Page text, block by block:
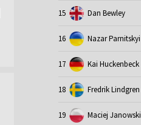
15 Dan Bewley
16 Nazar Parnitskyi
17 Kai Huckenbeck
18 Fredrik Lindgren
19 Maciej Janowski